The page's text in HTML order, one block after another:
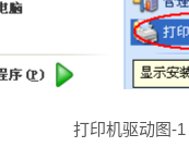
打印机驱动图-1